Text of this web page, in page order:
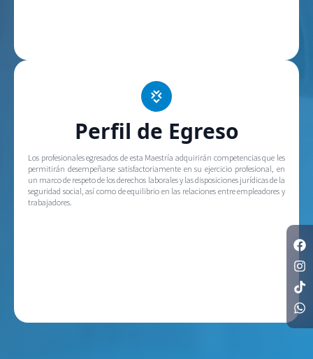
Perfil de Egreso
Los profesionales egresados de esta Maestría adquirirán competencias que les
permitirán desempeñarse satisfactoriamente en su ejercicio profesional, en
un marco de respeto de los derechos laborales y las disposiciones jurídicas de la
seguridad social, así como de equilibrio en las relaciones entre empleadores y
trabajadores.